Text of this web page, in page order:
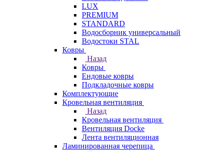
LUX
PREMIUM
STANDARD
Водосборник универсальный
Водостоки STAL
Ковры
Назад
Ковры
Ендовые ковры
Подкладочные ковры
Комплектующие
Кровельная вентиляция
Назад
Кровельная вентиляция
Вентиляция Docke
Лента вентиляционная
Ламинированная черепица